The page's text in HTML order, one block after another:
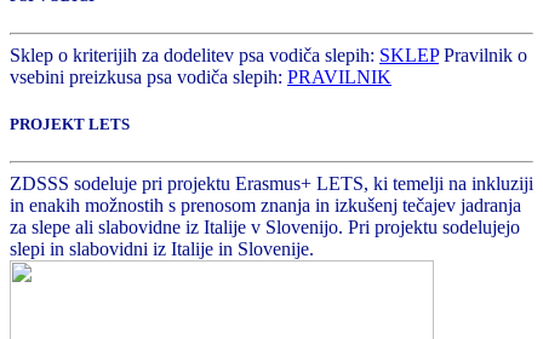
Sklep o kriterijih za dodelitev psa vodiča slepih: SKLEPPravilnik o
vsebini preizkusa psa vodiča slepih: PRAVILNIK
PROJEKT LETS
ZDSSS sodeluje pri projektu Erasmus+ LETS, ki temelji na inkluziji
in enakih možnostih s prenosom znanja in izkušenj tečajev jadranja
za slepe ali slabovidne iz Italije v Slovenijo. Pri projektu sodelujejo
slepi in slabovidni iz Italije in Slovenije.